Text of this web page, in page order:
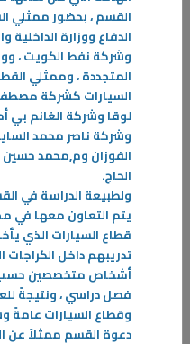
القسم ، بحضور ممثلي
الدفاع ووزارة الداخلية
وشركة نفط الكويت ،
المتجددة ، وممثلي
السيارات كشركة
لوقا وشركة الغانم بي
وشركة ناصر محمد
الفوزان وم,محمد
الحاج.
ولطبيعة الدراسة في
يتم التعاون معها في
قطاع السيارات الذي
تدريبهم داخل الكراجات
أشخاص متخصصين حسب
فصل دراسي ، ونتيجةً
وقطاع السيارات عامةً
دعوة القسم ممثلاً عن